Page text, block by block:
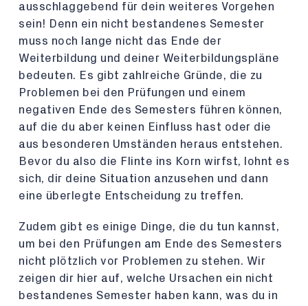
ausschlaggebend für dein weiteres Vorgehen
sein! Denn ein nicht bestandenes Semester
muss noch lange nicht das Ende der
Weiterbildung und deiner Weiterbildungspläne
bedeuten. Es gibt zahlreiche Gründe, die zu
Problemen bei den Prüfungen und einem
negativen Ende des Semesters führen können,
auf die du aber keinen Einfluss hast oder die
aus besonderen Umständen heraus entstehen.
Bevor du also die Flinte ins Korn wirfst, lohnt es
sich, dir deine Situation anzusehen und dann
eine überlegte Entscheidung zu treffen.
Zudem gibt es einige Dinge, die du tun kannst,
um bei den Prüfungen am Ende des Semesters
nicht plötzlich vor Problemen zu stehen. Wir
zeigen dir hier auf, welche Ursachen ein nicht
bestandenes Semester haben kann, was du in